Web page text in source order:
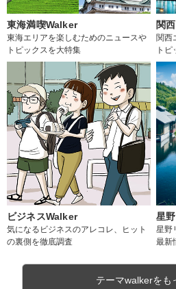
東海満喫Walker
東海エリアを楽しむためのニュースや
トピックスを大特集
関
関西
ト
ビジネスWalker
気になるビジネスのアレコレ、ヒット
の裏側を徹底調査
星
星野
最新
テーマwalkerをも